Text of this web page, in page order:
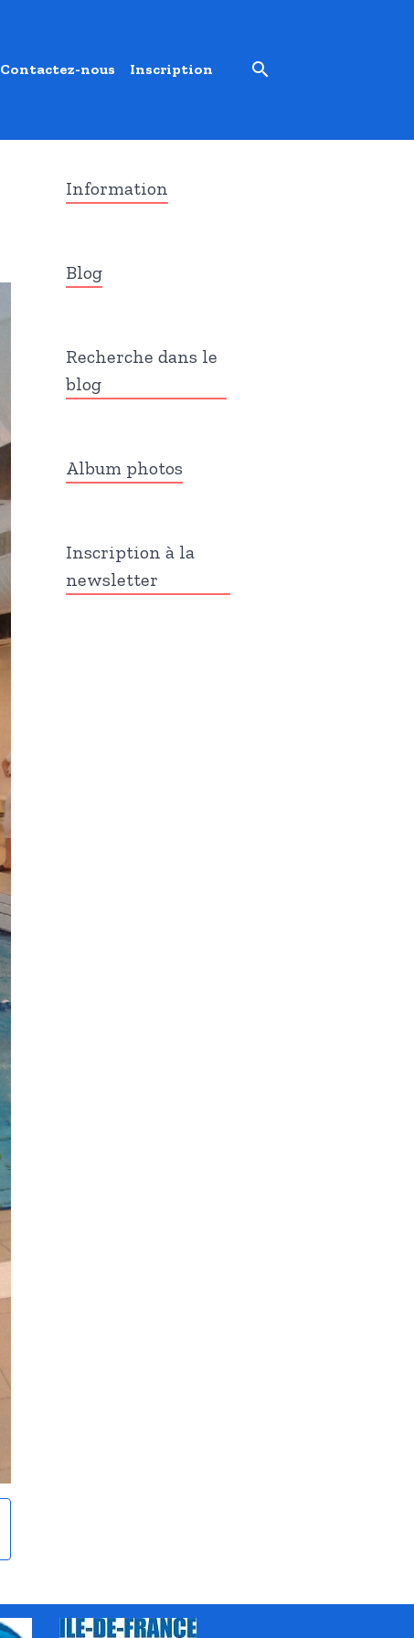
Contactez-nous Inscription
Information
Blog
Recherche dans le
blog
Album photos
Inscription à la
newsletter